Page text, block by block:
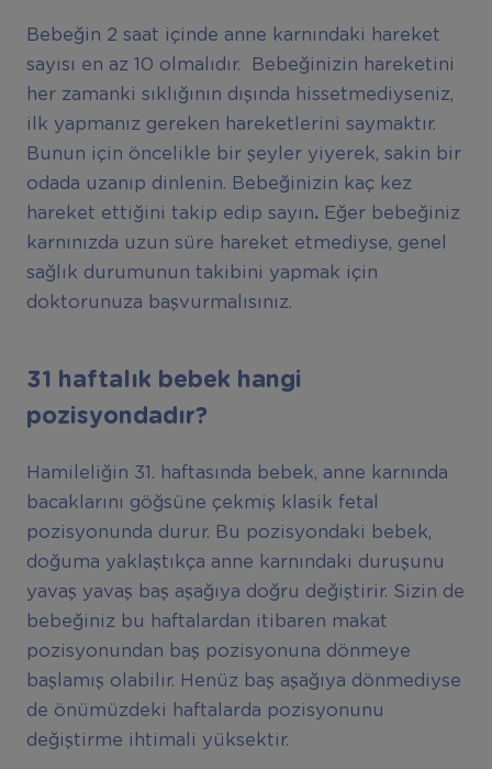
Bebeğin 2 saat içinde anne karnındaki hareket
sayısı en az 10 olmalıdır. Bebeğinizin hareketini
her zamanki sıklığının dışında hissetmediyseniz,
ilk yapmanız gereken hareketlerini saymaktır.
Bunun için öncelikle bir şeyler yiyerek, sakin bir
odada uzanıp dinlenin. Bebeğinizin kaç kez
hareket ettiğini takip edip sayın. Eğer bebeğiniz
karnınızda uzun süre hareket etmediyse, genel
sağlık durumunun takibini yapmak için
doktorunuza başvurmalısınız.
31 haftalık bebek hangi
pozisyondadır?
Hamileliğin 31. haftasında bebek, anne karnında
bacaklarını göğsüne çekmiş klasik fetal
pozisyonunda durur. Bu pozisyondaki bebek,
doğuma yaklaştıkça anne karnındaki duruşunu
yavaş yavaş baş aşağıya doğru değiştirir. Sizin de
bebeğiniz bu haftalardan itibaren makat
pozisyonundan baş pozisyonuna dönmeye
başlamış olabilir. Henüz baş aşağıya dönmediyse
de önümüzdeki haftalarda pozisyonunu
değiştirme ihtimali yüksektir.